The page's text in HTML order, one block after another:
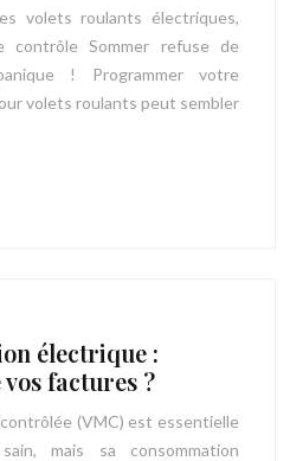
volets roulants électriques,
contrôle Sommer refuse de
! Programmer votre
volets roulants peut sembler
électrique :
factures ?
(VMC) est essentielle
mais sa consommation